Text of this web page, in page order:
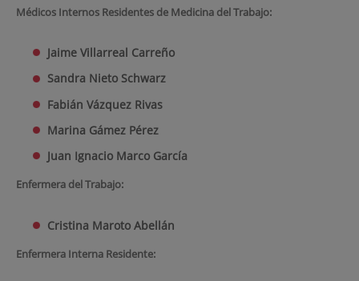
Médicos Internos Residentes de Medicina del Trabajo:
Jaime Villarreal Carreño
Sandra Nieto Schwarz
Fabián Vázquez Rivas
Marina Gámez Pérez
Juan Ignacio Marco García
Enfermera del Trabajo:
Cristina Maroto Abellán
Enfermera Interna Residente: